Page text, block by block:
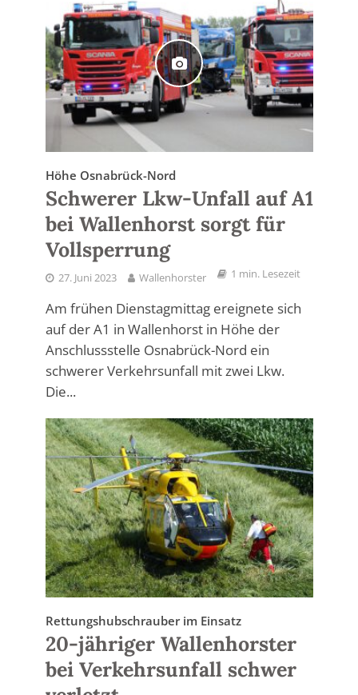
Höhe Osnabrück-Nord
Schwerer Lkw-Unfall auf A1
bei Wallenhorst sorgt für
Vollsperrung
27. Juni 2023 Wallenhorster 1 min. Lesezeit
Am frühen Dienstagmittag ereignete sich
auf der A1 in Wallenhorst in Höhe der
Anschlussstelle Osnabrück-Nord ein
schwerer Verkehrsunfall mit zwei Lkw.
Die...
Rettungshubschrauber im Einsatz
20-jähriger Wallenhorster
bei Verkehrsunfall schwer